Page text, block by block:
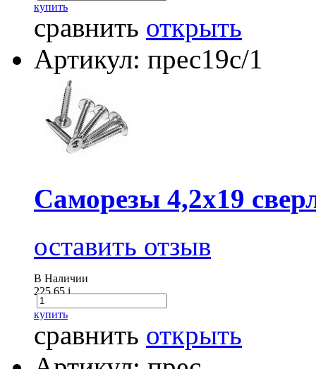
купить
сравнить открыть
Артикул: прес19с/1
Саморезы 4,2х19
оставить отзыв
В Наличии
225.65i
купить
сравнить открыть